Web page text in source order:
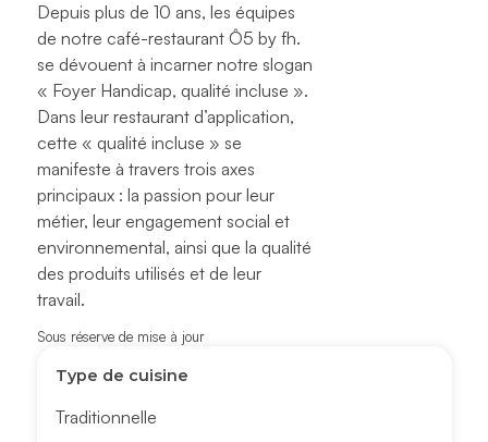
Depuis plus de 10 ans, les équipes
de notre café-restaurant Ô5 by fh.
se dévouent à incarner notre slogan
« Foyer Handicap, qualité incluse ».
Dans leur restaurant d’application,
cette « qualité incluse » se
manifeste à travers trois axes
principaux : la passion pour leur
métier, leur engagement social et
environnemental, ainsi que la qualité
des produits utilisés et de leur
travail.
Sous réserve de mise à jour
Type de cuisine
Traditionnelle